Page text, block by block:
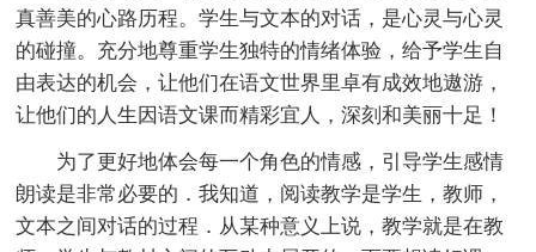
真善美的心路历程。学生与文本的对话，是心灵与心灵
的碰撞。充分地尊重学生独特的情绪体验，给予学生自
由表达的机会，让他们在语文世界里卓有成效地遨游，
让他们的人生因语文课而精彩宜人，深刻和美丽十足！
为了更好地体会每一个角色的情感，引导学生感情
朗读是非常必要的．我知道，阅读教学是学生，教师，
文本之间对话的过程．从某种意义上说，教学就是在教